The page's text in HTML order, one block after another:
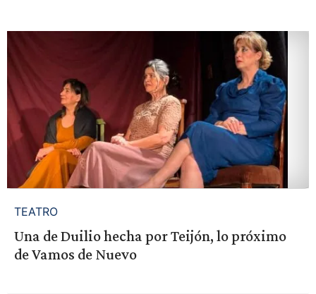
TEATRO
Una de Duilio hecha por Teijón, lo próximo
de Vamos de Nuevo